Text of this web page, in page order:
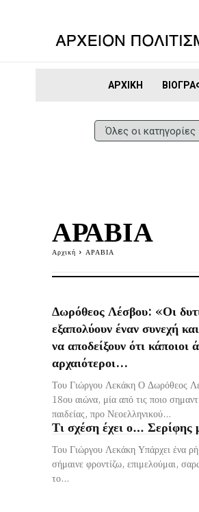
ΑΡΧΙΚΉ
ΑΡΑΒΙΑ
Αρχική ΑΡΑΒΙΑ
Δωρόθεος Λέσβου: «Οι
εξαπολύουν έναν συνεχή
να αποδείξουν ότι κάποιοι
αρχαιότεροι...
Του Γιώργου Λεκάκη Ο Δωρόθεος
18ου αιώνα, μία από τις ποιο
παιδείας, προ Νεοελληνικού...
Τι σχέση έχει ο…
Του Γιώργου Λεκάκη Υπάρχει ένα
σήμαινε φροντίζω, επιμελούμαι,
το...